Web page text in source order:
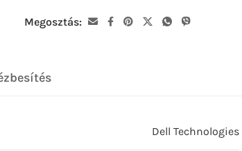
Megosztás:
Dell Technologies